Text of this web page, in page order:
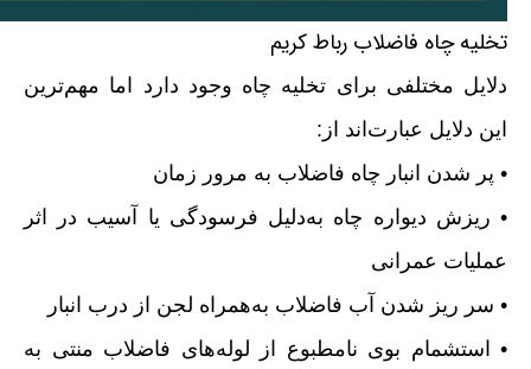
تخلیه چاه فاضلاب رباط کریم
دلایل مختلفی برای تخلیه چاه وجود دارد اما مهم‌ترین
این دلایل عبارت‌اند از:
• پر شدن انبار چاه فاضلاب به مرور زمان
• ریزش دیواره چاه به‌دلیل فرسودگی یا آسیب در اثر
عملیات عمرانی
• سر ریز شدن آب فاضلاب به‌همراه لجن از درب انبار
• استشمام بوی نامطبوع از لوله‌های فاضلاب منتی به